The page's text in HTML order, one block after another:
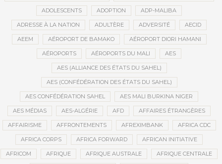
ADOLESCENTS ADOPTION ADP-MALIBA
ADRESSE À LA NATION ADULTÈRE ADVERSITÉ AECID
AEEM AÉROPORT DE BAMAKO AÉROPORT DIORI HAMANI
AÉROPORTS AÉROPORTS DU MALI AES
AES (ALLIANCE DES ÉTATS DU SAHEL)
AES (CONFÉDÉRATION DES ÉTATS DU SAHEL)
AES CONFÉDÉRATION SAHEL AES MALI BURKINA NIGER
AES MÉDIAS AES-ALGÉRIE AFD AFFAIRES ÉTRANGÈRES
AFFAIRISME AFFRONTEMENTS AFREXIMBANK AFRICA CDC
AFRICA CORPS AFRICA FORWARD AFRICAN INITIATIVE
AFRICOM AFRIQUE AFRIQUE AUSTRALE AFRIQUE CENTRALE